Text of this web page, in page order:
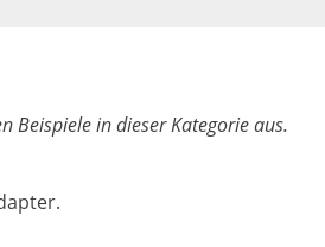
Beispiele in dieser Kategorie aus.